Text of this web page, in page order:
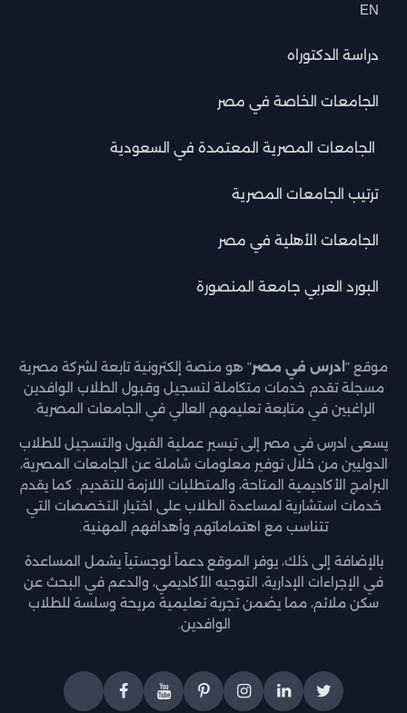
EN
دراسة الدكتوراه
الجامعات الخاصة في مصر
الجامعات المصرية المعتمدة في السعودية
ترتيب الجامعات المصرية
الجامعات الأهلية في مصر
البورد العربي جامعة المنصورة
موقع " ادرس في مصر" هو منصة إلكترونية تابعة لشركة مصرية
مسجلة تقدم خدمات متكاملة لتسجيل وقبول الطلاب الوافدين
الراغبين في متابعة تعليمهم العالي في الجامعات المصرية.
يسعى ادرس في مصر إلى تيسير عملية القبول والتسجيل للطلاب
الدوليين من خلال توفير معلومات شاملة عن الجامعات المصرية،
البرامج الأكاديمية المتاحة، والمتطلبات اللازمة للتقديم. كما يقدم
خدمات استشارية لمساعدة الطلاب على اختيار التخصصات التي
تتناسب مع اهتماماتهم وأهدافهم المهنية.
بالإضافة إلى ذلك، يوفر الموقع دعماً لوجستياً يشمل المساعدة
في الإجراءات الإدارية، التوجيه الأكاديمي، والدعم في البحث عن
سكن ملائم، مما يضمن تجربة تعليمية مريحة وسلسة للطلاب
الوافدين.